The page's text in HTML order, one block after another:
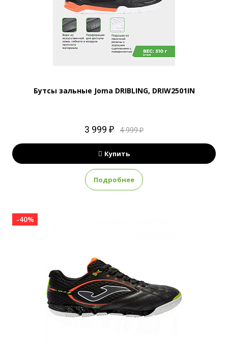
Бутсы зальные Joma DRIBLING, DRIW2501IN
3 999 ₽ 4 999 ₽
Купить
Подробнее
-40%